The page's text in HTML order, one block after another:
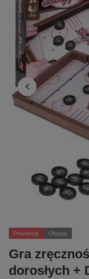
Promocja Okazja
Gra
dorosłych +